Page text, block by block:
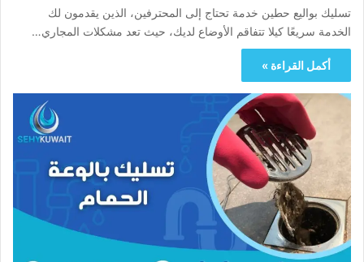
تسليك بواليع حطين خدمة تحتاج إلى المحترفين، الذين يقدمون لك
الخدمة سريعًا كيلا تتفاقم الأوضاع لديك، حيث تعد مشكلات المجاري…
أكمل القراءة »